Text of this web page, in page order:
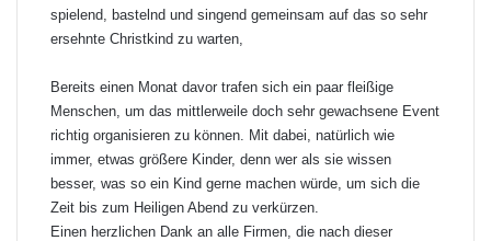
spielend, bastelnd und singend gemeinsam auf das so sehr
ersehnte Christkind zu warten,
Bereits einen Monat davor trafen sich ein paar fleißige
Menschen, um das mittlerweile doch sehr gewachsene Event
richtig organisieren zu können. Mit dabei, natürlich wie
immer, etwas größere Kinder, denn wer als sie wissen
besser, was so ein Kind gerne machen würde, um sich die
Zeit bis zum Heiligen Abend zu verkürzen.
Einen herzlichen Dank an alle Firmen, die nach dieser